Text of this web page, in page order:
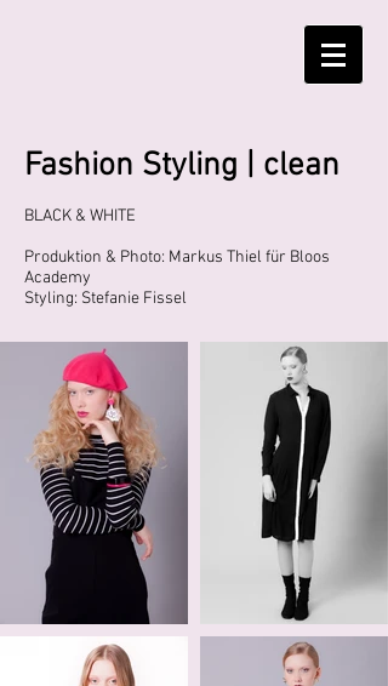
Fashion Styling | clean
BLACK & WHITE
Produktion & Photo: Markus Thiel für Bloos
Academy
Styling: Stefanie Fissel